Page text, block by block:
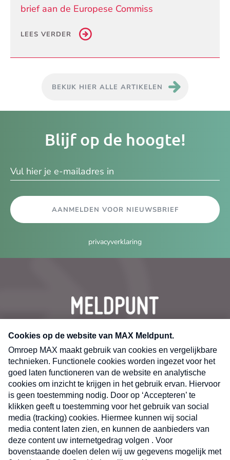
brief aan de Europese Commiss
LEES VERDER
BEKIJK HIER ALLE ARTIKELEN
Blijf op de hoogte!
AANMELDEN VOOR NIEUWSBRIEF
privacyverklaring
CONTACT
Volg ons op